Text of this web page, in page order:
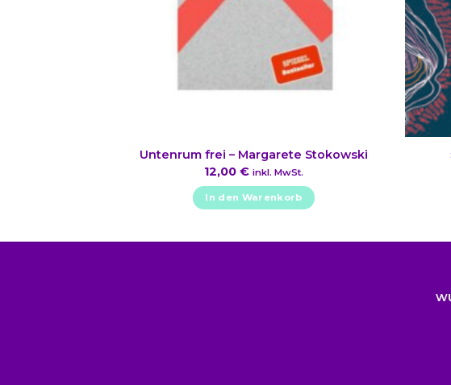
Untenrum frei – Margarete Stokowski
12,00 € inkl. MwSt.
In den Warenkorb